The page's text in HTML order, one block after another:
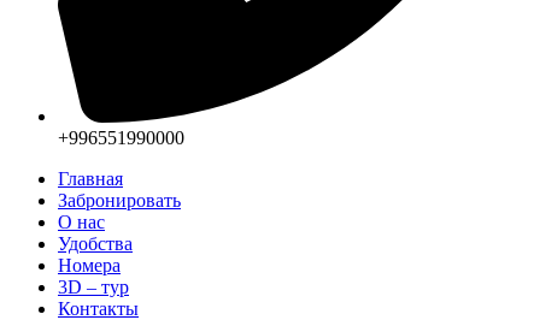
+996551990000‬
Главная
Забронировать
О нас
Удобства
Номера
3D – тур
Контакты